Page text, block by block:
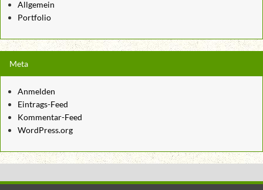
Allgemein
Portfolio
Meta
Anmelden
Eintrags-Feed
Kommentar-Feed
WordPress.org